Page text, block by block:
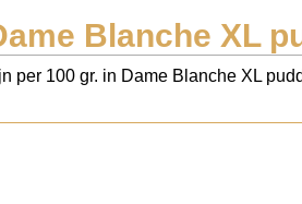
Blanche XL
100 gr. in Dame Blanche XL